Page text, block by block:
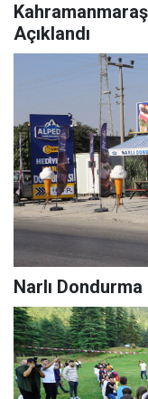
Açıklandı
Narlı